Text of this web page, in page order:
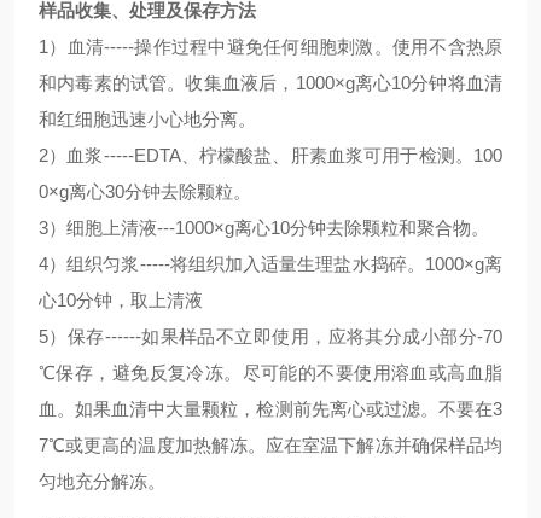
样品收集、处理及保存方法
1）血清-----操作过程中避免任何细胞刺激。使用不含热原
和内毒素的试管。收集血液后，1000×g离心10分钟将血清
和红细胞迅速小心地分离。
2）血浆-----EDTA、柠檬酸盐、肝素血浆可用于检测。100
0×g离心30分钟去除颗粒。
3）细胞上清液---1000×g离心10分钟去除颗粒和聚合物。
4）组织匀浆-----将组织加入适量生理盐水捣碎。1000×g离
心10分钟，取上清液
5）保存------如果样品不立即使用，应将其分成小部分-70
℃保存，避免反复冷冻。尽可能的不要使用溶血或高血脂
血。如果血清中大量颗粒，检测前先离心或过滤。不要在3
7℃或更高的温度加热解冻。应在室温下解冻并确保样品均
匀地充分解冻。